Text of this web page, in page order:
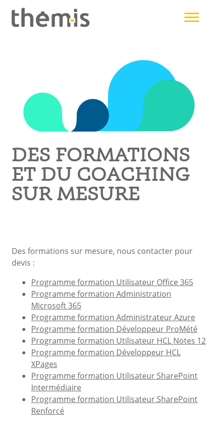
DES FORMATIONS
ET DU COACHING
SUR MESURE
Des formations sur mesure, nous contacter pour
devis :
Programme formation Utilisateur Office 365
Programme formation Administration
Microsoft 365
Programme formation Administrateur Azure
Programme formation Développeur ProMété
Programme formation Utilisateur HCL Notes 12
Programme formation Développeur HCL
XPages
Programme formation Utilisateur SharePoint
Intermédiaire
Programme formation Utilisateur SharePoint
Renforcé